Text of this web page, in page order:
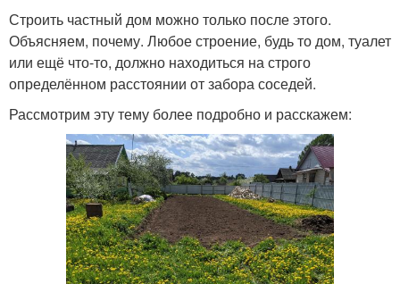
Строить частный дом можно только после этого.
Объясняем, почему. Любое строение, будь то дом, туалет
или ещё что-то, должно находиться на строго
определённом расстоянии от забора соседей.
Рассмотрим эту тему более подробно и расскажем: